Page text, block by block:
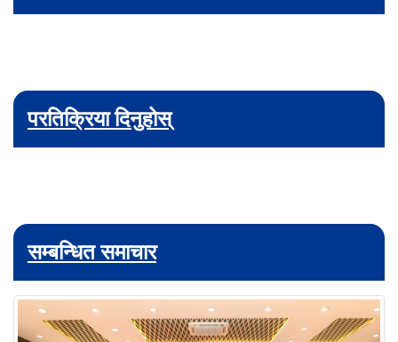
परतिक्रिया दिनुहोस्
सम्बन्धित समाचार